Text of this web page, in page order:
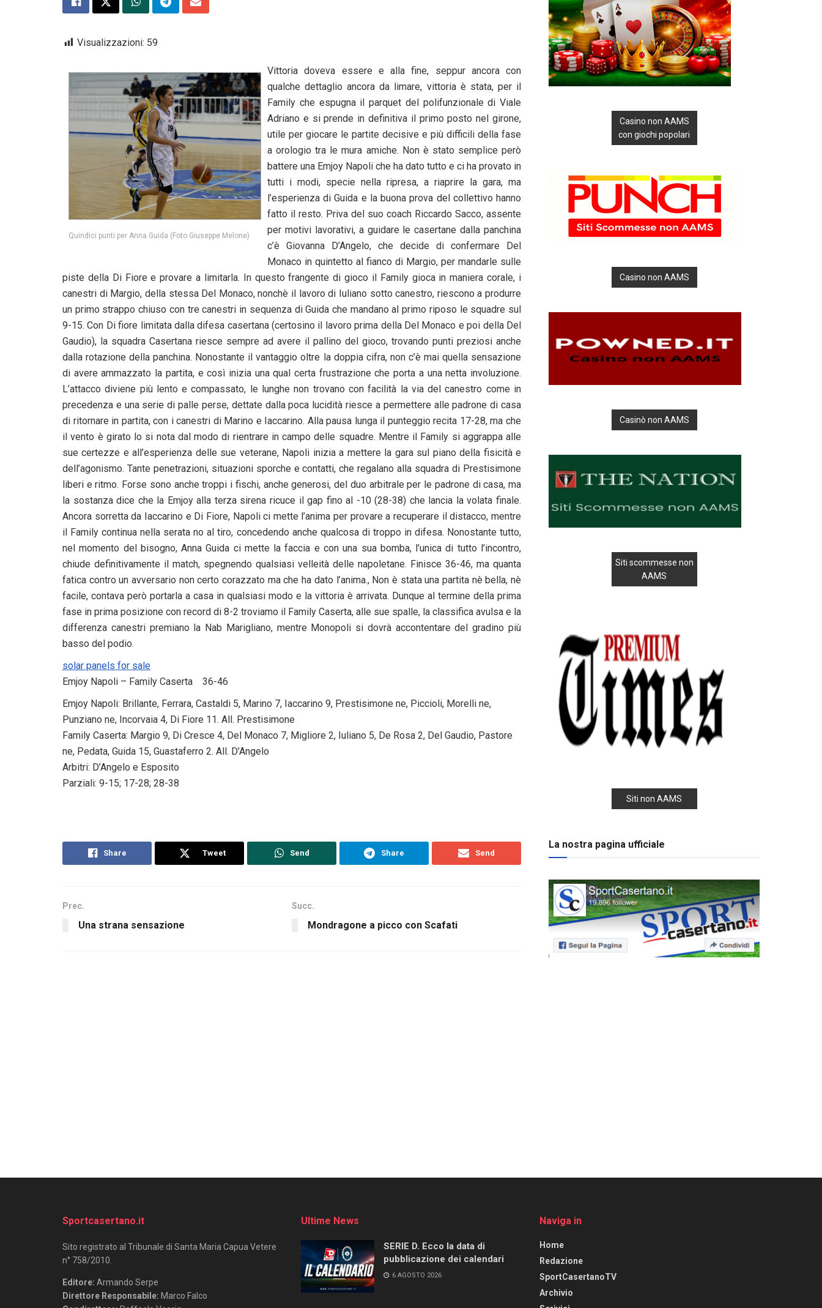
Visualizzazioni: 59
Quindici punti per Anna Guida (Foto Giuseppe Melone)
Vittoria doveva essere e alla fine, seppur ancora con
qualche dettaglio ancora da limare, vittoria è stata, per il
Family che espugna il parquet del polifunzionale di Viale
Adriano e si prende in definitiva il primo posto nel girone,
utile per giocare le partite decisive e più difficili della fase
a orologio tra le mura amiche. Non è stato semplice però
battere una Emjoy Napoli che ha dato tutto e ci ha provato in
tutti i modi, specie nella ripresa, a riaprire la gara, ma
l’esperienza di Guida e la buona prova del collettivo hanno
fatto il resto. Priva del suo coach Riccardo Sacco, assente
per motivi lavorativi, a guidare le casertane dalla panchina
c’è Giovanna D’Angelo, che decide di confermare Del
Monaco in quintetto al fianco di Margio, per mandarle sulle
piste della Di Fiore e provare a limitarla. In questo frangente di gioco il Family gioca in maniera corale, i
canestri di Margio, della stessa Del Monaco, nonchè il lavoro di Iuliano sotto canestro, riescono a produrre
un primo strappo chiuso con tre canestri in sequenza di Guida che mandano al primo riposo le squadre sul
9-15. Con Di fiore limitata dalla difesa casertana (certosino il lavoro prima della Del Monaco e poi della Del
Gaudio), la squadra Casertana riesce sempre ad avere il pallino del gioco, trovando punti preziosi anche
dalla rotazione della panchina. Nonostante il vantaggio oltre la doppia cifra, non c’è mai quella sensazione
di avere ammazzato la partita, e così inizia una qual certa frustrazione che porta a una netta involuzione.
L’attacco diviene più lento e compassato, le lunghe non trovano con facilità la via del canestro come in
precedenza e una serie di palle perse, dettate dalla poca lucidità riesce a permettere alle padrone di casa
di ritornare in partita, con i canestri di Marino e Iaccarino. Alla pausa lunga il punteggio recita 17-28, ma che
il vento è girato lo si nota dal modo di rientrare in campo delle squadre. Mentre il Family si aggrappa alle
sue certezze e all’esperienza delle sue veterane, Napoli inizia a mettere la gara sul piano della fisicità e
dell’agonismo. Tante penetrazioni, situazioni sporche e contatti, che regalano alla squadra di Prestisimone
liberi e ritmo. Forse sono anche troppi i fischi, anche generosi, del duo arbitrale per le padrone di casa, ma
la sostanza dice che la Emjoy alla terza sirena ricuce il gap fino al -10 (28-38) che lancia la volata finale.
Ancora sorretta da Iaccarino e Di Fiore, Napoli ci mette l’anima per provare a recuperare il distacco, mentre
il Family continua nella serata no al tiro, concedendo anche qualcosa di troppo in difesa. Nonostante tutto,
nel momento del bisogno, Anna Guida ci mette la faccia e con una sua bomba, l’unica di tutto l’incontro,
chiude definitivamente il match, spegnendo qualsiasi velleità delle napoletane. Finisce 36-46, ma quanta
fatica contro un avversario non certo corazzato ma che ha dato l’anima., Non è stata una partita nè bella, nè
facile, contava però portarla a casa in qualsiasi modo e la vittoria è arrivata. Dunque al termine della prima
fase in prima posizione con record di 8-2 troviamo il Family Caserta, alle sue spalle, la classifica avulsa e la
differenza canestri premiano la Nab Marigliano, mentre Monopoli si dovrà accontentare del gradino più
basso del podio.
solar panels for sale
Emjoy Napoli – Family Caserta 36-46
Emjoy Napoli: Brillante, Ferrara, Castaldi 5, Marino 7, Iaccarino 9, Prestisimone ne, Piccioli, Morelli ne,
Punziano ne, Incorvaia 4, Di Fiore 11. All. Prestisimone
Family Caserta: Margio 9, Di Cresce 4, Del Monaco 7, Migliore 2, Iuliano 5, De Rosa 2, Del Gaudio, Pastore
ne, Pedata, Guida 15, Guastaferro 2. All. D’Angelo
Arbitri: D’Angelo e Esposito
Parziali: 9-15; 17-28; 28-38
Share Tweet Send Share Send
Prec.
Una strana sensazione
Succ.
Mondragone a picco con Scafati
Casino non AAMS
con giochi popolari
Casino non AAMS
Casinò non AAMS
Siti scommesse non
AAMS
Siti non AAMS
La nostra pagina ufficiale
Sportcasertano.it
Sito registrato al Tribunale di Santa Maria Capua Vetere
n° 758/2010.
Editore: Armando Serpe
Direttore Responsabile: Marco Falco
Ultime News
SERIE D. Ecco la data di
pubblicazione dei calendari
6 AGOSTO 2026
Naviga in
Home
Redazione
SportCasertanoTV
Archivio